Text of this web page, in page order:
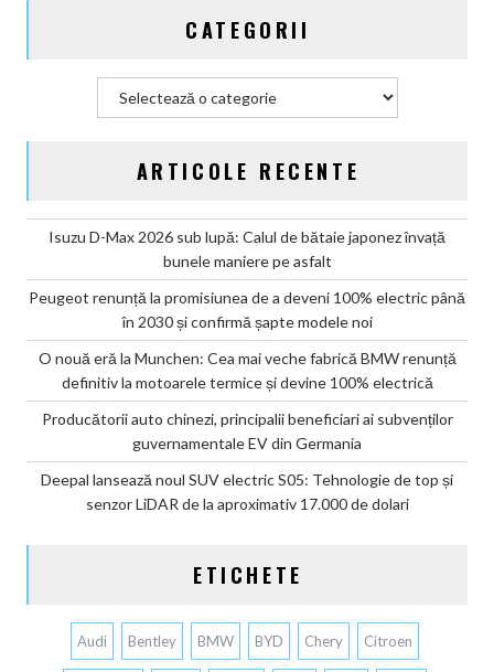
CATEGORII
Categorii
ARTICOLE RECENTE
Isuzu D-Max 2026 sub lupă: Calul de bătaie japonez învață
bunele maniere pe asfalt
Peugeot renunță la promisiunea de a deveni 100% electric până
în 2030 și confirmă șapte modele noi
O nouă eră la Munchen: Cea mai veche fabrică BMW renunță
definitiv la motoarele termice și devine 100% electrică
Producătorii auto chinezi, principalii beneficiari ai subvenților
guvernamentale EV din Germania
Deepal lansează noul SUV electric S05: Tehnologie de top și
senzor LiDAR de la aproximativ 17.000 de dolari
ETICHETE
Audi Bentley BMW BYD Chery Citroen